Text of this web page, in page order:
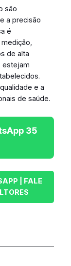
são
a precisão
é
de alta
estejam
e a
de saúde.
35